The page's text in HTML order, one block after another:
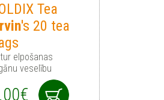
Tea
's 20 tea
elpošanas
veselību